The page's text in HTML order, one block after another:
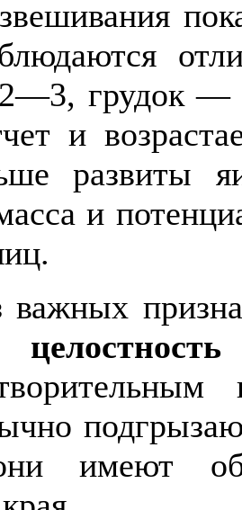
грудок
и
развиты
и
имеют